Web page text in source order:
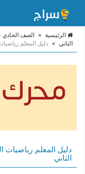
الرئيسية » الصف
الثاني » دليل المعلم
دليل المعلم
الثاني